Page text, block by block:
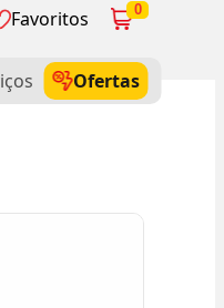
Favoritos 0
Ofertas